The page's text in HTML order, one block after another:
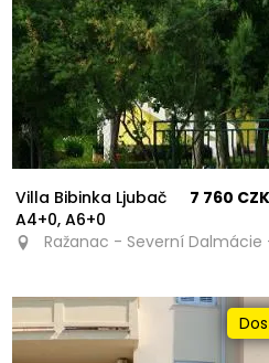
Villa Bibinka Ljubač
A4+0, A6+0
7 760 CZK
Ražanac - Severní Dalmácie